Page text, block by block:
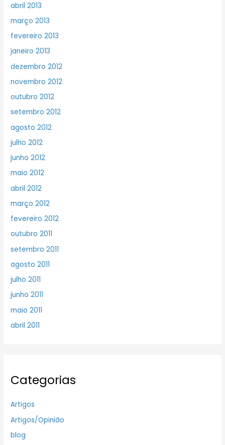
abril 2013
março 2013
fevereiro 2013
janeiro 2013
dezembro 2012
novembro 2012
outubro 2012
setembro 2012
agosto 2012
julho 2012
junho 2012
maio 2012
abril 2012
março 2012
fevereiro 2012
outubro 2011
setembro 2011
agosto 2011
julho 2011
junho 2011
maio 2011
abril 2011
Categorias
Artigos
Artigos/Opinião
blog